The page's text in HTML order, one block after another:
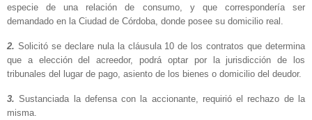
especie de una relación de consumo, y que correspondería ser
demandado en la Ciudad de Córdoba, donde posee su domicilio real.
2. Solicitó se declare nula la cláusula 10 de los contratos que determina
que a elección del acreedor, podrá optar por la jurisdicción de los
tribunales del lugar de pago, asiento de los bienes o domicilio del deudor.
3.Sustanciada la defensa con la accionante, requirió el rechazo de la
misma.